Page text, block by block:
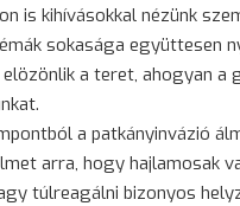
is kihívásokkal nézünk
sokasága együttesen
a teret, ahogyan a
a patkányinvázió
arra, hogy hajlamosak
túlreagálni bizonyos